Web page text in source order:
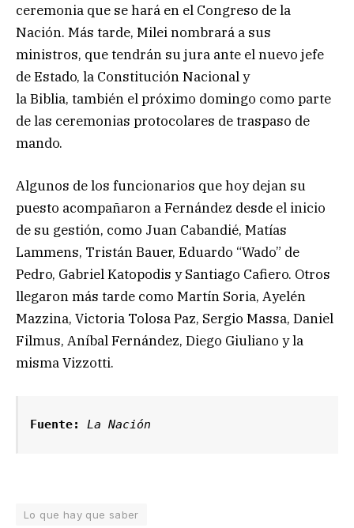
ceremonia que se hará en el Congreso de la
Nación. Más tarde, Milei nombrará a sus
ministros, que tendrán su jura ante el nuevo jefe
de Estado, la Constitución Nacional y
la Biblia, también el próximo domingo como parte
de las ceremonias protocolares de traspaso de
mando.
Algunos de los funcionarios que hoy dejan su
puesto acompañaron a Fernández desde el inicio
de su gestión, como Juan Cabandié, Matías
Lammens, Tristán Bauer, Eduardo “Wado” de
Pedro, Gabriel Katopodis y Santiago Cafiero. Otros
llegaron más tarde como Martín Soria, Ayelén
Mazzina, Victoria Tolosa Paz, Sergio Massa, Daniel
Filmus, Aníbal Fernández, Diego Giuliano y la
misma Vizzotti.
Fuente: La Nación
Lo que hay que saber